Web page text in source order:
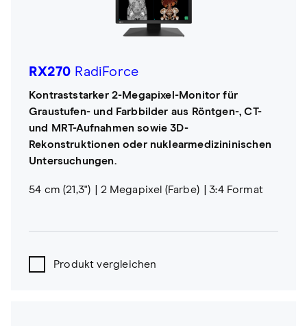
RX270 RadiForce
Kontraststarker 2-Megapixel-Monitor für
Graustufen- und Farbbilder aus Röntgen-, CT-
und MRT-Aufnahmen sowie 3D-
Rekonstruktionen oder nuklearmedizininischen
Untersuchungen.
54 cm (21,3") 2 Megapixel (Farbe) 3:4 Format
Produkt vergleichen